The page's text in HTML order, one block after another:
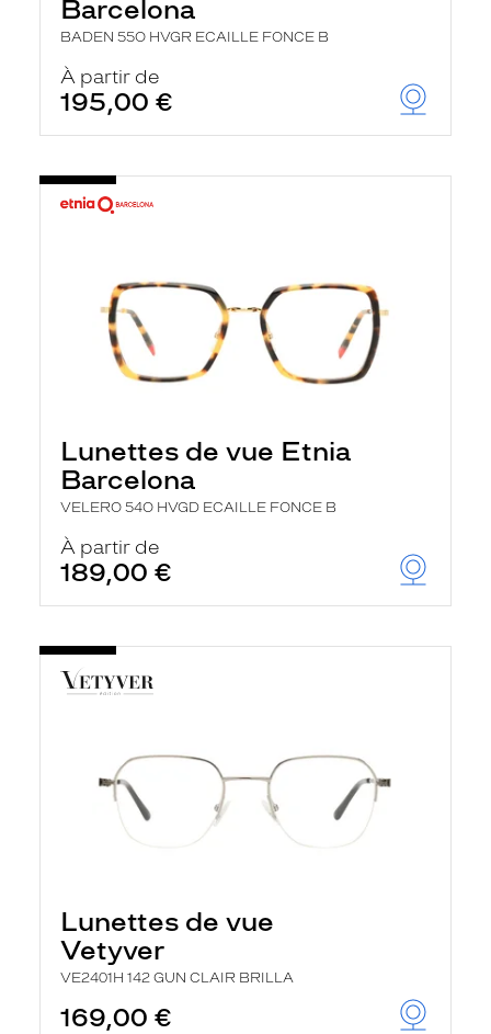
Barcelona
BADEN 55O HVGR ECAILLE FONCE B
À partir de
195,00 €
Lunettes de vue Etnia
Barcelona
VELERO 54O HVGD ECAILLE FONCE B
À partir de
189,00 €
Lunettes de vue
Vetyver
VE2401H 142 GUN CLAIR BRILLA
169,00 €